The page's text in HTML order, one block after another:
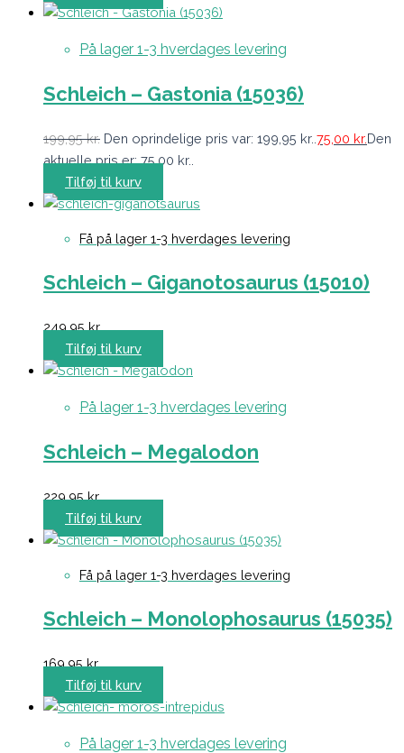
På lager 1-3 hverdages levering
Schleich – Gastonia (15036)
199,95kr. Den oprindelige pris var: 199,95 kr.. 75,00 kr.Den
aktuelle pris er: 75,00 kr..
Tilføj til kurv
Få på lager 1-3 hverdages levering
Schleich – Giganotosaurus (15010)
249,95kr.
Tilføj til kurv
På lager 1-3 hverdages levering
Schleich – Megalodon
229,95kr.
Tilføj til kurv
Få på lager 1-3 hverdages levering
Schleich – Monolophosaurus (15035)
169,95kr.
Tilføj til kurv
På lager 1-3 hverdages levering